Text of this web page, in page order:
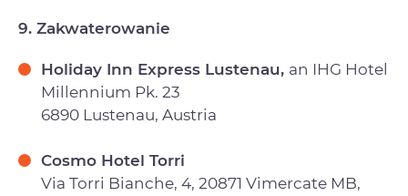
9. Zakwaterowanie
Holiday Inn Express Lustenau, an IHG Hotel
Millennium Pk. 23
6890 Lustenau, Austria
Cosmo Hotel Torri
Via Torri Bianche, 4, 20871 Vimercate MB,